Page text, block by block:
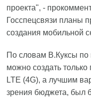
проекта", -
Госспецсвязи планы
создания мобильной
По словам В.Куксы
можно создать
LTE (4G), а лучшим
зрения бюджета, был